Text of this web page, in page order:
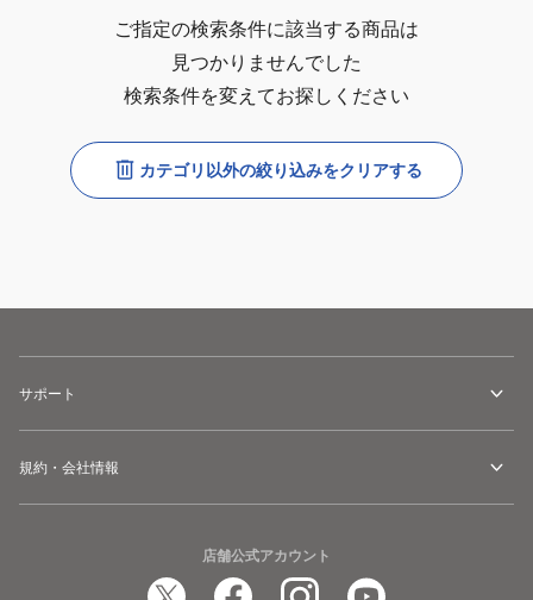
ご指定の検索条件に該当する商品は
見つかりませんでした
検索条件を変えてお探しください
カテゴリ以外の絞り込みをクリアする
サポート
規約・会社情報
店舗公式アカウント